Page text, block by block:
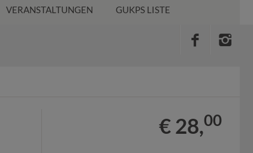
VERANSTALTUNGEN GUKPS LISTE
€ 28,00